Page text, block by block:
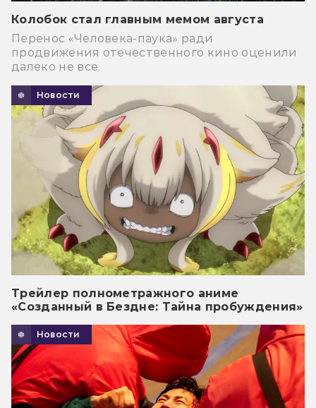
Колобок стал главным мемом августа
Перенос «Человека-паука» ради
продвижения отечественного кино оценили
далеко не все.
Новости
Трейлер полнометражного аниме
«Созданный в Бездне: Тайна пробуждения»
Новости